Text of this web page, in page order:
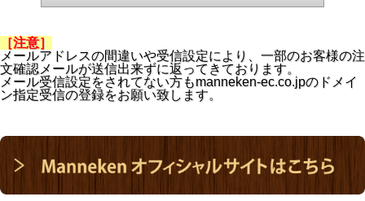
［注意］
メールアドレスの間違いや受信設定により、一部のお客様の注
文確認メールが送信出来ずに返ってきております。
メール受信設定をされてない方もmanneken-ec.co.jpの ドメイ
ン指定受信の登録をお願い致します。